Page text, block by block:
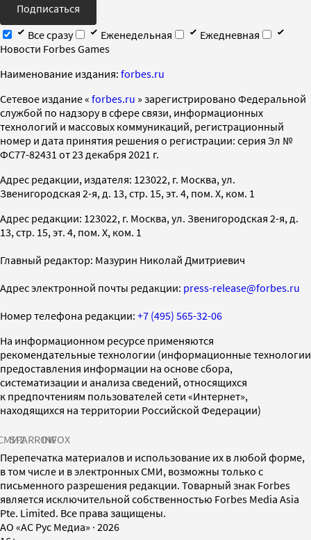
Подписаться
Все сразу
Еженедельная
Ежедневная
Новости Forbes Games
Наименование издания: forbes.ru
Cетевое издание « forbes.ru » зарегистрировано Федеральной
службой по надзору в сфере связи, информационных
технологий и массовых коммуникаций, регистрационный
номер и дата принятия решения о регистрации: серия Эл №
ФС77-82431 от 23 декабря 2021 г.
Адрес редакции, издателя: 123022, г. Москва, ул.
Звенигородская 2-я, д. 13, стр. 15, эт. 4, пом. X, ком. 1
Адрес редакции: 123022, г. Москва, ул. Звенигородская 2-я, д.
13, стр. 15, эт. 4, пом. X, ком. 1
Главный редактор: Мазурин Николай Дмитриевич
Адрес электронной почты редакции: press-release@forbes.ru
Номер телефона редакции: +7 (495) 565-32-06
На информационном ресурсе применяются
рекомендательные технологии (информационные технологии
предоставления информации на основе сбора,
систематизации и анализа сведений, относящихся
к предпочтениям пользователей сети «Интернет»,
находящихся на территории Российской Федерации)
SPARROWINFOX
Перепечатка материалов и использование их в любой форме,
в том числе и в электронных СМИ, возможны только с
письменного разрешения редакции. Товарный знак Forbes
является исключительной собственностью Forbes Media Asia
Pte. Limited. Все права защищены.
AO «АС Рус Медиа» · 2026